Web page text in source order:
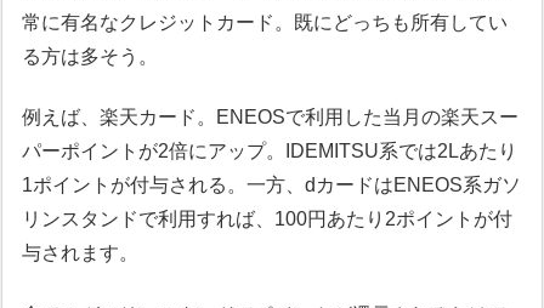
常に有名なクレジットカード。既にどっちも所有してい
る方は多そう。
例えば、楽天カード。ENEOSで利用した当月の楽天スー
パーポイントが2倍にアップ。IDEMITSU系では2Lあたり
1ポイントが付与される。一方、dカードはENEOS系ガソ
リンスタンドで利用すれば、100円あたり2ポイントが付
与されます。